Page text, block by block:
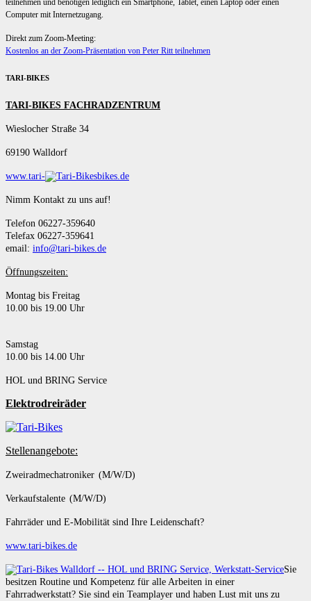
Computer mit Internetzugang.
Direkt zum Zoom-Meeting:
Kostenlos an der Zoom-Präsentation von Peter Ritt teilnehmen
TARI-BIKES
TARI-BIKES FACHRADZENTRUM
Wieslocher Straße 34
69190 Walldorf
www.tari- bikes.de
Nimm Kontakt zu uns auf!
Telefon 06227-359640
Telefax 06227-359641
email: info@tari-bikes.de
Öffnungszeiten:
Montag bis Freitag
10.00 bis 19.00 Uhr
Samstag
10.00 bis 14.00 Uhr
HOL und BRING Service
Elektrodreiräder
Stellenangebote:
Zweiradmechatroniker (M/W/D)
Verkaufstalente (M/W/D)
Fahrräder und E-Mobilität sind Ihre Leidenschaft?
www.tari-bikes.de
Sie
besitzen Routine und Kompetenz für alle Arbeiten in einer
Fahrradwerkstatt? Sie sind ein Teamplayer und haben Lust mit uns zu